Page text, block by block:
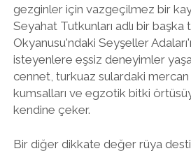
gezginler için vazgeçilmez bir
Seyahat Tutkunları adlı bir
Okyanusu'ndaki Seyşeller
isteyenlere eşsiz deneyimler
cennet, turkuaz sulardaki
kumsalları ve egzotik bitki
kendine çeker.
Bir diğer dikkate değer rüya